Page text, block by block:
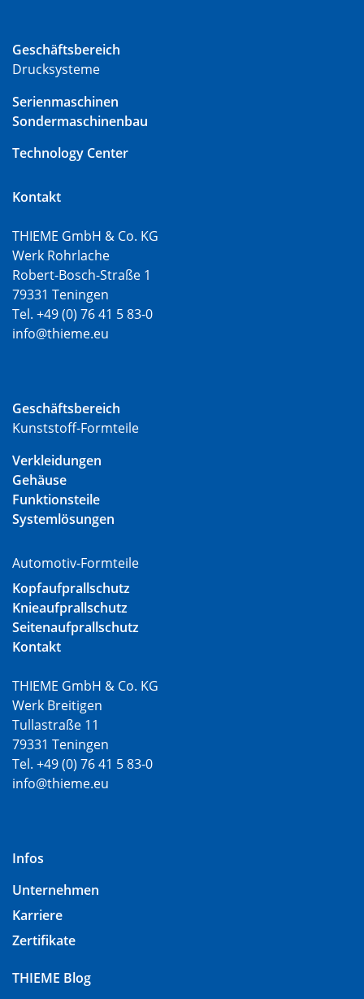
Geschäftsbereich
Drucksysteme
Serienmaschinen
Sondermaschinenbau
Technology Center
Kontakt
THIEME GmbH & Co. KG
Werk Rohrlache
Robert-Bosch-Straße 1
79331 Teningen
Tel. +49 (0) 76 41 5 83-0
info@thieme.eu
Geschäftsbereich
Kunststoff-Formteile
Verkleidungen
Gehäuse
Funktionsteile
Systemlösungen
Automotiv-Formteile
Kopfaufprallschutz
Knieaufprallschutz
Seitenaufprallschutz
Kontakt
THIEME GmbH & Co. KG
Werk Breitigen
Tullastraße 11
79331 Teningen
Tel. +49 (0) 76 41 5 83-0
info@thieme.eu
Infos
Unternehmen
Karriere
Zertifikate
THIEME Blog